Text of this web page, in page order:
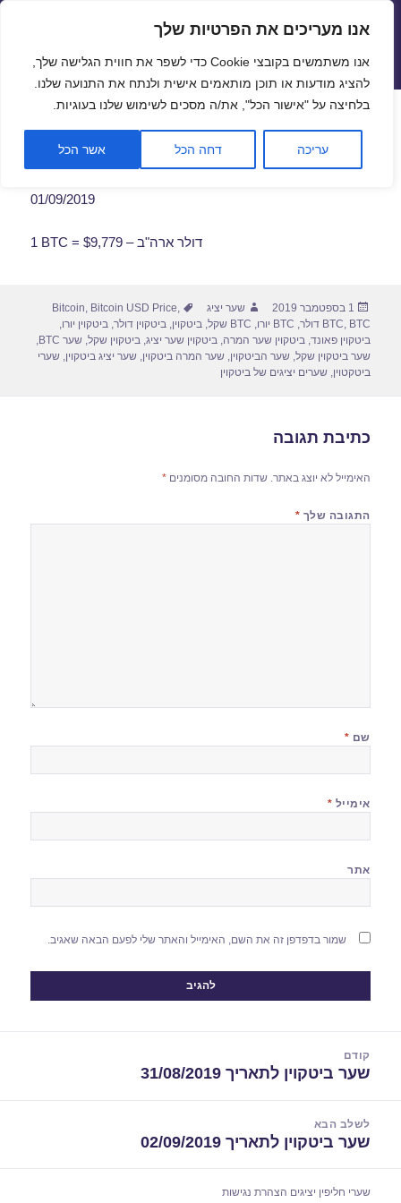
פתח
אנו מעריכים את הפרטיות שלך
אנו משתמשים בקובצי Cookie כדי לשפר את חווית הגלישה שלך,
להציג מודעות או תוכן מותאמים אישית ולנתח את התנועה שלנו.
בלחיצה על "אישור הכל", את/ה מסכים לשימוש שלנו בעוגיות.
עריכה דחה הכל אשר הכל
שערי חליפין יציגים – שער יציג
תפריטים
ווידג'טים
שער ביטקוין לתאריך 01/09/2019
01/09/2019
1 BTC = $9,779 – דולר ארה"ב
פורסם
בתאריך
1 בספטמבר 2019 מחבר
שער יציג תגיות Bitcoin, Bitcoin USD Price,
BTC, BTC דולר , BTC יורו , BTC שקל ,ביטקוין,ביטקוין דולר,ביטקוין יורו,
ביטקוין פאונד,ביטקוין שער המרה,ביטקוין שער יציג,ביטקוין שקל,שער BTC
,
שער ביטקוין שקל,שער הביטקוין,שער המרה ביטקוין,שער יציג ביטקוין,שערי
ביטקטוין,שערים יציגים של ביטקוין
כתיבת תגובה
האימייל לא יוצג באתר. שדות החובה מסומנים*
התגובה שלך *
שם *
אימייל *
אתר
שמור בדפדפן זה את השם, האימייל והאתר שלי לפעם הבאה שאגיב.
קודם
הפוסט
שער ביטקוין לתאריך 31/08/2019
לשלב הבא
הפוסט
שער ביטקוין לתאריך 02/09/2019
שערי חליפין יציגים הצהרת נגישות